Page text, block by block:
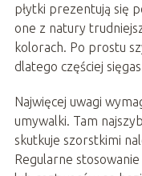
płytki prezentują się
one z natury
kolorach. Po prostu
dlatego częściej
Najwięcej uwagi
umywalki. Tam
skutkuje szorstkimi
Regularne